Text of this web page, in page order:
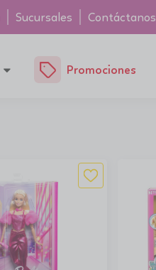
Sucursales Contáctanos
Promociones